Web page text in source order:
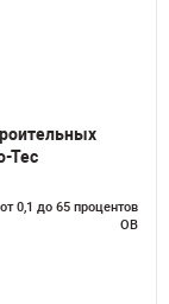
Tec
от 0,1 до 65 процентов
ОВ